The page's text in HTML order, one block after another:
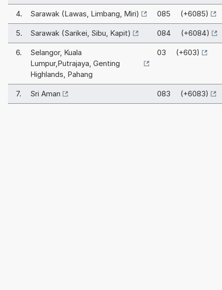
4. Sarawak (Lawas, Limbang, Miri) 085 (+6085)
5. Sarawak (Sarikei, Sibu, Kapit) 084 (+6084)
6.
Selangor, Kuala
Lumpur,Putrajaya, Genting
Highlands, Pahang
03 (+603)
7. Sri Aman 083 (+6083)